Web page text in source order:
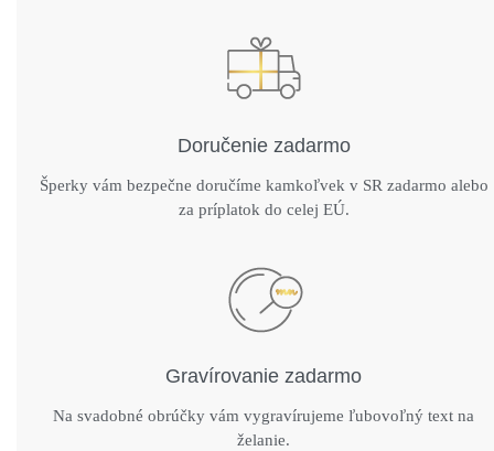
Doručenie zadarmo
Šperky vám bezpečne doručíme kamkoľvek v SR zadarmo alebo
za príplatok do celej EÚ.
Gravírovanie zadarmo
Na svadobné obrúčky vám vygravírujeme ľubovoľný text na
želanie.